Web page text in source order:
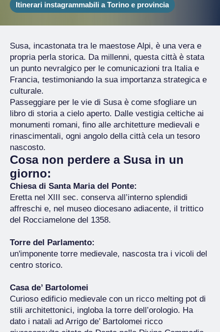
Itinerari instagrammabili a Torino e provincia
Susa, incastonata tra le maestose Alpi, è una vera e
propria perla storica. Da millenni, questa città è stata
un punto nevralgico per le comunicazioni tra Italia e
Francia, testimoniando la sua importanza strategica e
culturale.
Passeggiare per le vie di Susa è come sfogliare un
libro di storia a cielo aperto. Dalle vestigia celtiche ai
monumenti romani, fino alle architetture medievali e
rinascimentali, ogni angolo della città cela un tesoro
nascosto.
Cosa non perdere a Susa in un
giorno:
Chiesa di Santa Maria del Ponte:
Eretta nel XIII sec. conserva all’interno splendidi
affreschi e, nel museo diocesano adiacente, il trittico
del Rocciamelone del 1358.
Torre del Parlamento:
un'imponente torre medievale, nascosta tra i vicoli del
centro storico.
Casa de’ Bartolomei
Curioso edificio medievale con un ricco melting pot di
stili architettonici, ingloba la torre dell’orologio. Ha
dato i natali ad Arrigo de’ Bartolomei ricco